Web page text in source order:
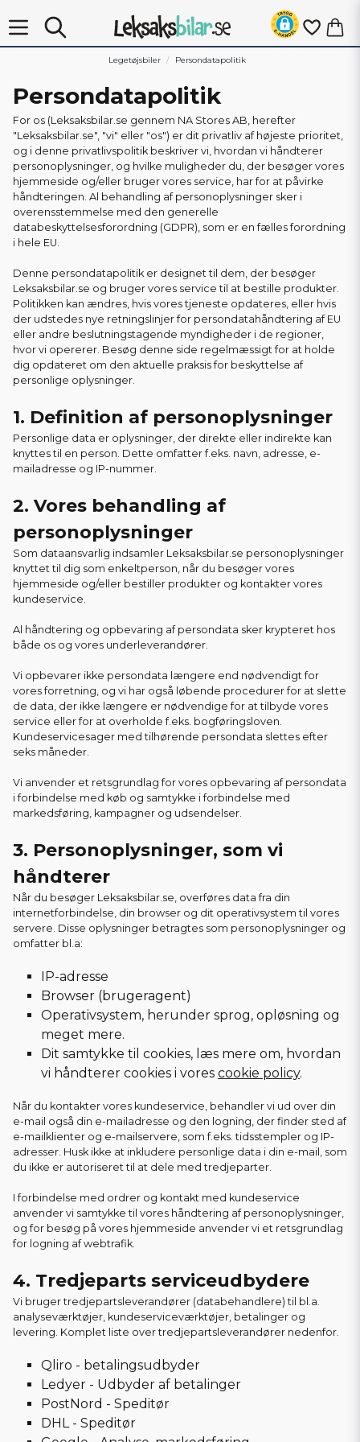
Legetøjsbiler Persondatapolitik
Persondatapolitik
For os (Leksaksbilar.se gennem NA Stores AB, herefter
"Leksaksbilar.se", "vi" eller "os") er dit privatliv af højeste prioritet,
og i denne privatlivspolitik beskriver vi, hvordan vi håndterer
personoplysninger, og hvilke muligheder du, der besøger vores
hjemmeside og/eller bruger vores service, har for at påvirke
håndteringen. Al behandling af personoplysninger sker i
overensstemmelse med den generelle
databeskyttelsesforordning (GDPR), som er en fælles forordning
i hele EU.
Denne persondatapolitik er designet til dem, der besøger
Leksaksbilar.se og bruger vores service til at bestille produkter.
Politikken kan ændres, hvis vores tjeneste opdateres, eller hvis
der udstedes nye retningslinjer for persondatahåndtering af EU
eller andre beslutningstagende myndigheder i de regioner,
hvor vi opererer. Besøg denne side regelmæssigt for at holde
dig opdateret om den aktuelle praksis for beskyttelse af
personlige oplysninger.
1. Definition af personoplysninger
Personlige data er oplysninger, der direkte eller indirekte kan
knyttes til en person. Dette omfatter f.eks. navn, adresse, e-
mailadresse og IP-nummer.
2. Vores behandling af
personoplysninger
Som dataansvarlig indsamler Leksaksbilar.se personoplysninger
knyttet til dig som enkeltperson, når du besøger vores
hjemmeside og/eller bestiller produkter og kontakter vores
kundeservice.
Al håndtering og opbevaring af persondata sker krypteret hos
både os og vores underleverandører.
Vi opbevarer ikke persondata længere end nødvendigt for
vores forretning, og vi har også løbende procedurer for at slette
de data, der ikke længere er nødvendige for at tilbyde vores
service eller for at overholde f.eks. bogføringsloven.
Kundeservicesager med tilhørende persondata slettes efter
seks måneder.
Vi anvender et retsgrundlag for vores opbevaring af persondata
i forbindelse med køb og samtykke i forbindelse med
markedsføring, kampagner og udsendelser.
3. Personoplysninger, som vi
håndterer
Når du besøger Leksaksbilar.se, overføres data fra din
internetforbindelse, din browser og dit operativsystem til vores
servere. Disse oplysninger betragtes som personoplysninger og
omfatter bl.a:
IP-adresse
Browser (brugeragent)
Operativsystem, herunder sprog, opløsning og
meget mere.
Dit samtykke til cookies, læs mere om, hvordan
vi håndterer cookies i vores cookie policy.
Når du kontakter vores kundeservice, behandler vi ud over din
e-mail også din e-mailadresse og den logning, der finder sted af
e-mailklienter og e-mailservere, som f.eks. tidsstempler og IP-
adresser. Husk ikke at inkludere personlige data i din e-mail, som
du ikke er autoriseret til at dele med tredjeparter.
I forbindelse med ordrer og kontakt med kundeservice
anvender vi samtykke til vores håndtering af personoplysninger,
og for besøg på vores hjemmeside anvender vi et retsgrundlag
for logning af webtrafik.
4. Tredjeparts serviceudbydere
Vi bruger tredjepartsleverandører (databehandlere) til bl.a.
analyseværktøjer, kundeserviceværktøjer, betalinger og
levering. Komplet liste over tredjepartsleverandører nedenfor.
Qliro - betalingsudbyder
Ledyer - Udbyder af betalinger
PostNord - Speditør
DHL - Speditør